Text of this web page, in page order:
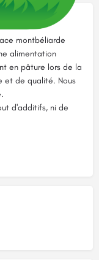
montbéliarde
alimentation
en pâture lors de la
et de qualité. Nous
d'additifs, ni de